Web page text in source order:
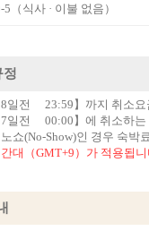
식사 · 이불 없음）
정
8일전 23:59】까지 취소요
일전 00:00】에 취소하는
쇼(No-Show)인 경우 숙박
대（GMT+9）가 적용됩니